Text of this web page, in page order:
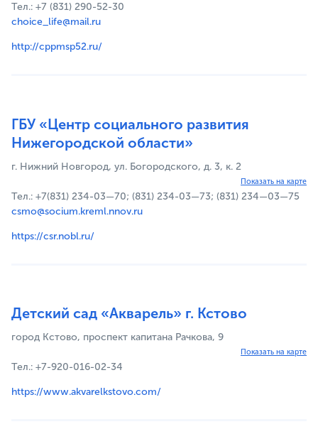
Тел.: +7 (831) 290-52-30
choice_life@mail.ru
http://cppmsp52.ru/
ГБУ «Центр социального развития
Нижегородской области»
г. Нижний Новгород, ул. Богородского, д. 3, к. 2
Показать на карте
Тел.: +7(831) 234-03—70; (831) 234-03—73; (831) 234—03—75
csmo@socium.kreml.nnov.ru
https://csr.nobl.ru/
Детский сад «Акварель» г. Кстово
город Кстово, проспект капитана Рачкова, 9
Показать на карте
Тел.: +7-920-016-02-34
https://www.akvarelkstovo.com/